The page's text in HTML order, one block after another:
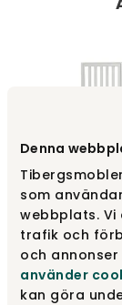
Denna
som
webbplats.
trafik och
och
använder
kan göra
Classic 2.0 Stuhl
Whitewash
Englesson